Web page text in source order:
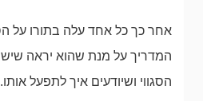
אחר כך כל אחד עלה בתורו על
המדריך על מנת שהוא יראה שיש
הסגווי ושיודעים איך לתפעל אותו.